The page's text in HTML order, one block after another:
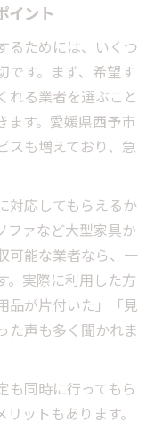
イント
るためには、いくつ
です。まず、希望す
れる業者を選ぶこと
ます。愛媛県西予市
スも増えており、急
対応してもらえるか
ファなど大型家具か
可能な業者なら、一
。実際に利用した方
品が片付いた」「見
た声も多く聞かれま
も同時に行ってもら
ットもあります。